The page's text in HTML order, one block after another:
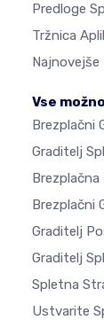
Predloge
Tržnica
Vse
Brezplačni
Graditelj
Brezplačni
Graditelj
Graditelj
Spletna
Ustvarite